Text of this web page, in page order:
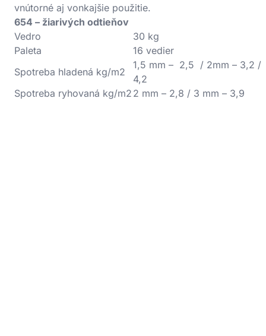
vnútorné aj vonkajšie použitie.
654 – žiarivých odtieňov
Vedro
30 kg
Paleta
16 vedier
Spotreba hladená kg/m2
1,5 mm – 2,5 / 2mm – 3,2 /
4,2
Spotreba ryhovaná kg/m2 2 mm – 2,8 / 3 mm – 3,9